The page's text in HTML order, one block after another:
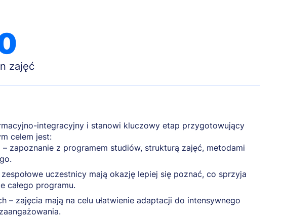
zajęć
integracyjny i stanowi kluczowy etap przygotowujący
celem jest:
zapoznanie z programem studiów, strukturą zajęć, metodami
uczestnicy mają okazję lepiej się poznać, co sprzyja
całego programu.
zajęcia mają na celu ułatwienie adaptacji do intensywnego